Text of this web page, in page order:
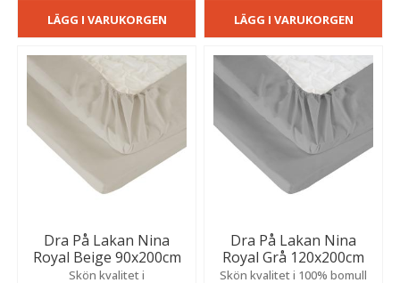
LÄGG I VARUKORGEN LÄGG I VARUKORGEN
Dra På Lakan Nina
Royal Beige 90x200cm
Skön kvalitet i
Dra På Lakan Nina
Royal Grå 120x200cm
Skön kvalitet i 100% bomull